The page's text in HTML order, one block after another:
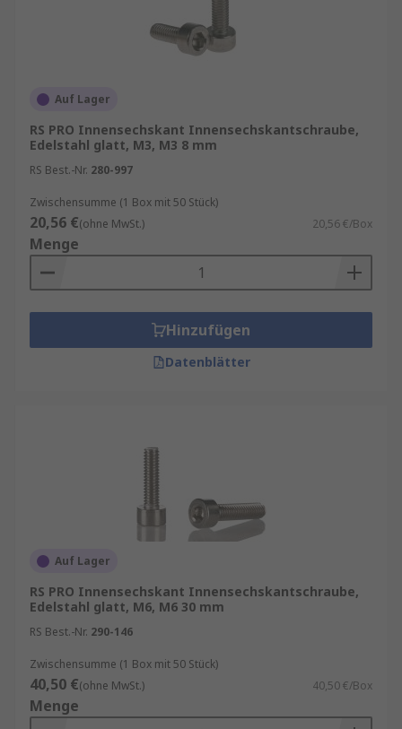
Auf Lager
RS PRO Innensechskant Innensechskantschraube,
Edelstahl glatt, M3, M3 8 mm
RS Best.-Nr. 280-997
Zwischensumme (1 Box mit 50 Stück)
20,56 €(ohne MwSt.) 20,56 €/Box
Menge
Hinzufügen
Datenblätter
Auf Lager
RS PRO Innensechskant Innensechskantschraube,
Edelstahl glatt, M6, M6 30 mm
RS Best.-Nr. 290-146
Zwischensumme (1 Box mit 50 Stück)
40,50 €(ohne MwSt.) 40,50 €/Box
Menge